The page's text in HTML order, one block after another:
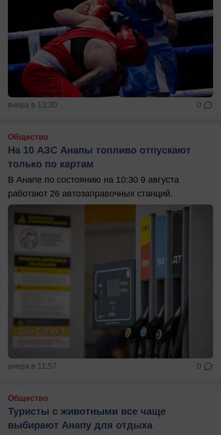
вчера в 13:30 0
Общество
На 10 АЗС Анапы топливо отпускают
только по картам
В Анапе по состоянию на 10:30 9 августа
работают 26 автозаправочных станций.
вчера в 11:57 0
Общество
Туристы с животными все чаще
выбирают Анапу для отдыха